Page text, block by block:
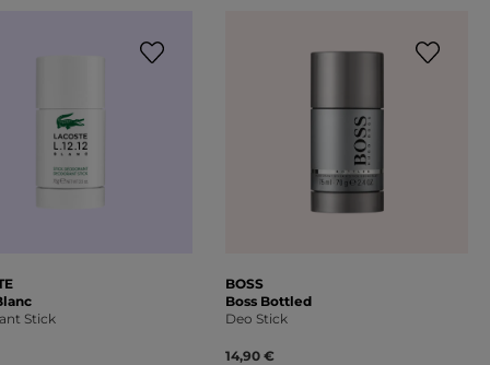
Stick
BOSS
Boss Bottled
Deo Stick
14,90 €